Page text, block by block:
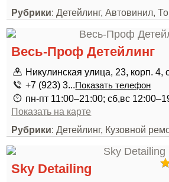
Рубрики: Детейлинг, Автовинил,
Весь-Проф Детейлинг
Никулинская улица, 23, корп. 4,
+7 (923) 3...Показать телефон
пн-пт 11:00–21:00; сб,вс
Показать на карте
Рубрики: Детейлинг, Кузовной
Sky Detailing